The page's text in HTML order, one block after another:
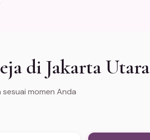
di Jakarta Utara
sesuai momen Anda